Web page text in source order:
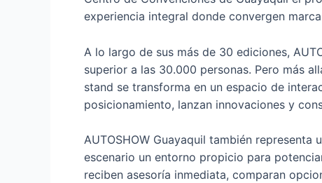
experiencia integral donde convergen
A lo largo de sus más de 30 ediciones,
superior a las 30.000 personas. Pero más
stand se transforma en un espacio de
posicionamiento, lanzan innovaciones y
AUTOSHOW Guayaquil también
escenario un entorno propicio para
reciben asesoría inmediata, comparan